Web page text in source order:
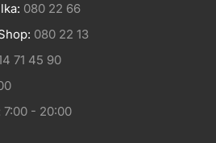
080 22 66
080 22 13
71 45 90
7:00 - 20:00